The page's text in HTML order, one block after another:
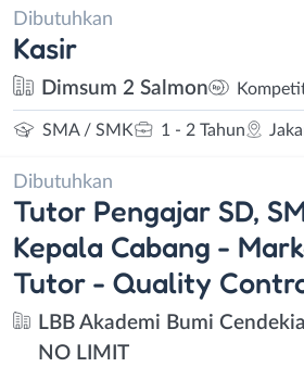
Dibutuhkan
Kasir
Dimsum 2 Salmon
SMA / SMK 1 - 2 Tahun
Dibutuhkan
Tutor Pengajar SD,
Kepala Cabang -
Tutor - Quality
LBB Akademi Bumi
NO LIMIT